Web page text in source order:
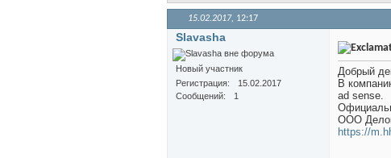
15.02.2017, 12:17
Slavasha
Новый участник
Регистрация
15.02.2017
Сообщений
1
Добрый
В
ad sense.
ООО
https://